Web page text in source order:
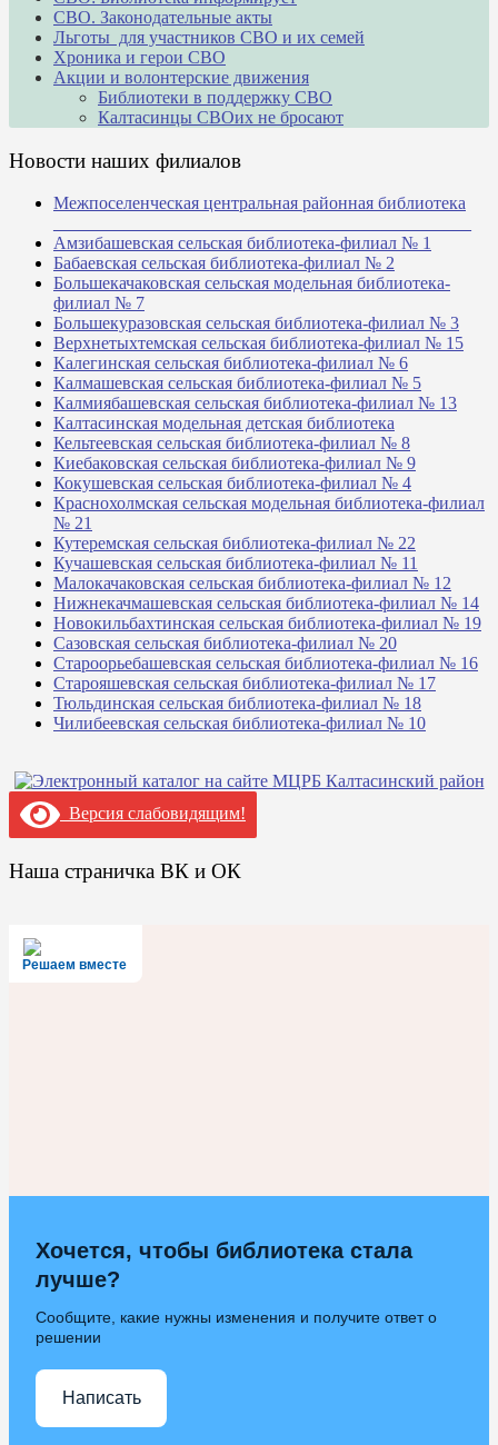
СВО. Законодательные акты
Льготы для участников СВО и их семей
Хроника и герои СВО
Акции и волонтерские движения
Библиотеки в поддержку СВО
Калтасинцы СВОих не бросают
Новости наших филиалов
Межпоселенческая центральная районная библиотека
Амзибашевская сельская библиотека-филиал № 1
Бабаевская сельская библиотека-филиал № 2
Большекачаковская сельская модельная библиотека-
филиал № 7
Большекуразовская сельская библиотека-филиал № 3
Верхнетыхтемская сельская библиотека-филиал № 15
Калегинская сельская библиотека-филиал № 6
Калмашевская сельская библиотека-филиал № 5
Калмиябашевская сельская библиотека-филиал № 13
Калтасинская модельная детская библиотека
Кельтеевская сельская библиотека-филиал № 8
Киебаковская сельская библиотека-филиал № 9
Кокушевская сельская библиотека-филиал № 4
Краснохолмская сельская модельная библиотека-филиал
№ 21
Кутеремская сельская библиотека-филиал № 22
Кучашевская сельская библиотека-филиал № 11
Малокачаковская сельская библиотека-филиал № 12
Нижнекачмашевская сельская библиотека-филиал № 14
Новокильбахтинская сельская библиотека-филиал № 19
Сазовская сельская библиотека-филиал № 20
Староорьебашевская сельская библиотека-филиал № 16
Старояшевская сельская библиотека-филиал № 17
Тюльдинская сельская библиотека-филиал № 18
Чилибеевская сельская библиотека-филиал № 10
Версия слабовидящим!
Наша страничка ВК и ОК
Решаем вместе
Хочется, чтобы библиотека стала
лучше?
Сообщите, какие нужны изменения и получите ответ о
решении
Написать